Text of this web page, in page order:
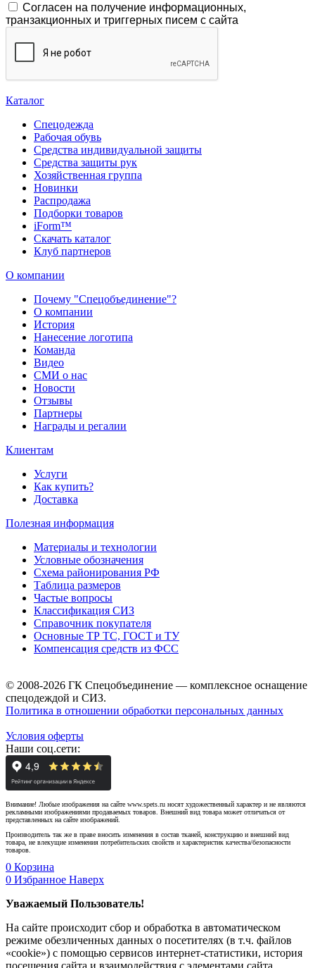
Согласен на получение информационных,
транзакционных и триггерных писем с сайта
Каталог
Спецодежда
Рабочая обувь
Средства индивидуальной защиты
Средства защиты рук
Хозяйственная группа
Новинки
Распродажа
Подборки товаров
iForm™
Скачать каталог
Клуб партнеров
О компании
Почему "Спецобъединение"?
О компании
История
Нанесение логотипа
Команда
Видео
СМИ о нас
Новости
Отзывы
Партнеры
Награды и регалии
Клиентам
Услуги
Как купить?
Доставка
Полезная информация
Материалы и технологии
Условные обозначения
Схема районирования РФ
Таблица размеров
Частые вопросы
Классификация СИЗ
Справочник покупателя
Основные ТР ТС, ГОСТ и ТУ
Компенсация средств из ФСС
© 2008-2026 ГК Спецобъединение — комплексное оснащение
спецодеждой и СИЗ.
Политика в отношении обработки персональных данных
Условия оферты
Наши соц.сети:
Внимание! Любые изображения на сайте www.spets.ru носят художественный характер и не являются
рекламными изображениями продаваемых товаров. Внешний вид товара может отличаться от
представленных на сайте изображений.
Производитель так же в праве вносить изменения в состав тканей, конструкцию и внешний вид
товара, не влекущие изменения потребительских свойств и характеристик качества/безопасности
товаров.
0 Корзина
0 Избранное Наверх
Уважаемый Пользователь!
На сайте происходит сбор и обработка в автоматическом
режиме обезличенных данных о посетителях (в т.ч. файлов
«cookie») с помощью сервисов интернет-статистики, история
посещения сайта и взаимодействия с элементами сайта